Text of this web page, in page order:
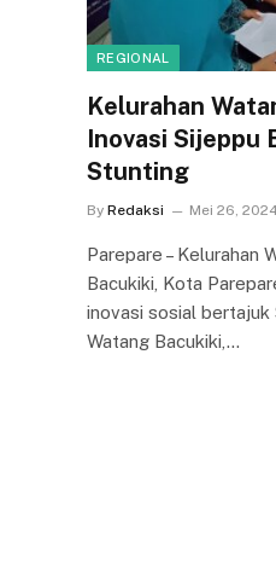
REGIONAL
Kelurahan
Inovasi Sijeppu
Stunting
By Redaksi Mei 26,
Parepare – Kelurahan
Bacukiki, Kota
inovasi sosial bertajuk
Watang Bacukiki,…